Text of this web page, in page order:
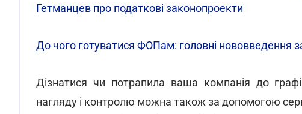
Гетманцев про податкові законопроекти
До чого готуватися ФОПам: головні нововведення
Дізнатися чи потрапила ваша компанія до
нагляду і контролю можна також за допомогою